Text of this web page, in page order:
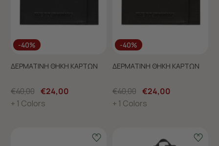
-40%
ΔΕΡΜΑΤΙΝΗ ΘΗΚΗ ΚΑΡΤΩΝ
€40,00 €24,00
+ 1 Colors
-40%
ΔΕΡΜΑΤΙΝΗ ΘΗΚΗ ΚΑΡΤΩΝ
€40,00 €24,00
+ 1 Colors